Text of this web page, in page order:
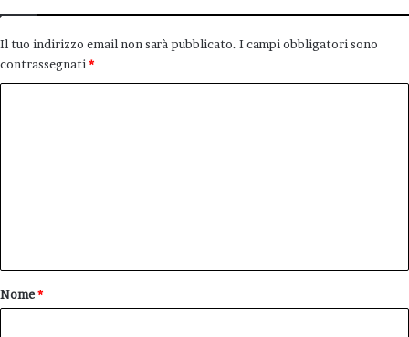
Il tuo indirizzo email non sarà pubblicato. I campi obbligatori sono
contrassegnati *
o
Nome*